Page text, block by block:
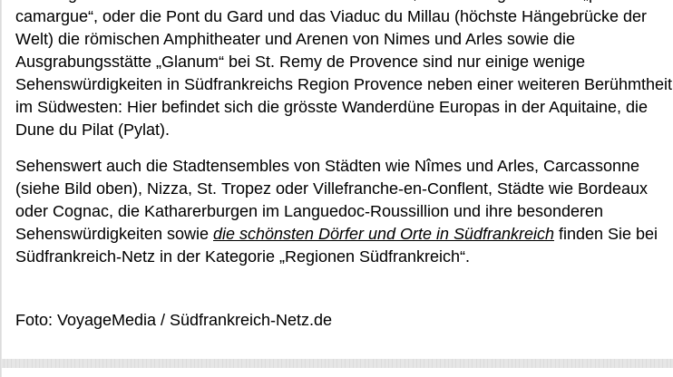
camargue“, oder die Pont du Gard und das Viaduc du Millau (höchste Hängebrücke der
Welt) die römischen Amphitheater und Arenen von Nimes und Arles sowie die
Ausgrabungsstätte „Glanum“ bei St. Remy de Provence sind nur einige wenige
Sehenswürdigkeiten in Südfrankreichs Region Provence neben einer weiteren Berühmtheit
im Südwesten: Hier befindet sich die grösste Wanderdüne Europas in der Aquitaine, die
Dune du Pilat (Pylat).
Sehenswert auch die Stadtensembles von Städten wie Nîmes und Arles, Carcassonne
(siehe Bild oben), Nizza, St. Tropez oder Villefranche-en-Conflent, Städte wie Bordeaux
oder Cognac, die Katharerburgen im Languedoc-Roussillion und ihre besonderen
Sehenswürdigkeiten sowie die schönsten Dörfer und Orte in Südfrankreich finden Sie bei
Südfrankreich-Netz in der Kategorie „Regionen Südfrankreich“.
Foto: VoyageMedia / Südfrankreich-Netz.de